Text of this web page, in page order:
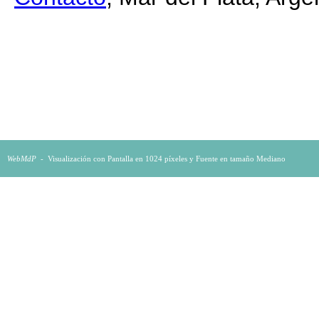
WebMdP - Visualización con Pantalla en 1024 píxeles y Fuente en tamaño Mediano